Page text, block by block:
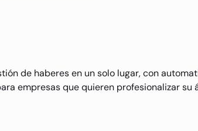
de haberes en un solo lugar, con
empresas que quieren profesionalizar su